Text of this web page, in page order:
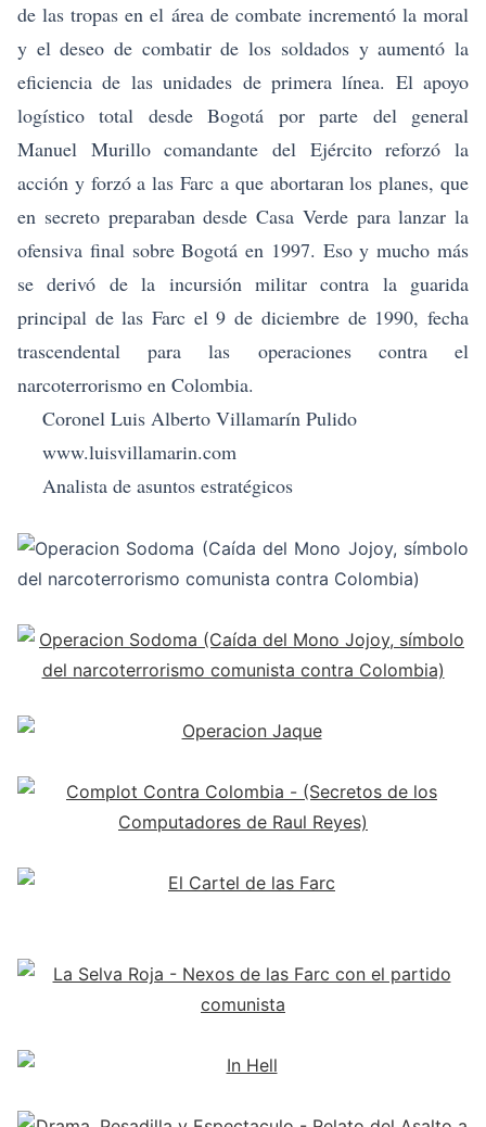
de las tropas en el área de combate incrementó la moral
y el deseo de combatir de los soldados y aumentó la
eficiencia de las unidades de primera línea. El apoyo
logístico total desde Bogotá por parte del general
Manuel Murillo comandante del Ejército reforzó la
acción y forzó a las Farc a que abortaran los planes, que
en secreto preparaban desde Casa Verde para lanzar la
ofensiva final sobre Bogotá en 1997. Eso y mucho más
se derivó de la incursión militar contra la guarida
principal de las Farc el 9 de diciembre de 1990, fecha
trascendental para las operaciones contra el
narcoterrorismo en Colombia.
Coronel Luis Alberto Villamarín Pulido
www.luisvillamarin.com
Analista de asuntos estratégicos